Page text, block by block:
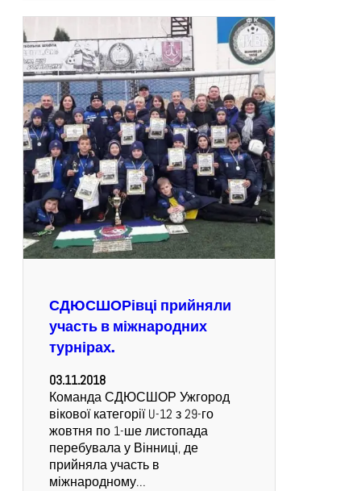
СДЮСШОРівці прийняли
участь в міжнародних
турнірах.
03.11.2018
Команда СДЮСШОР Ужгород
вікової категорії U-12 з 29-го
жовтня по 1-ше листопада
перебувала у Вінниці, де
прийняла участь в
міжнародному…